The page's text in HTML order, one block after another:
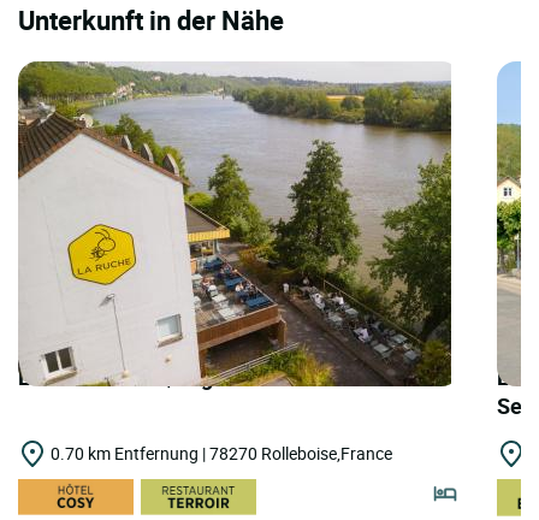
Unterkunft in der Nähe
LOGIS HOTELS | Logis Hôtel la Ruche
0.70 km Entfernung | 78270 Rolleboise,France